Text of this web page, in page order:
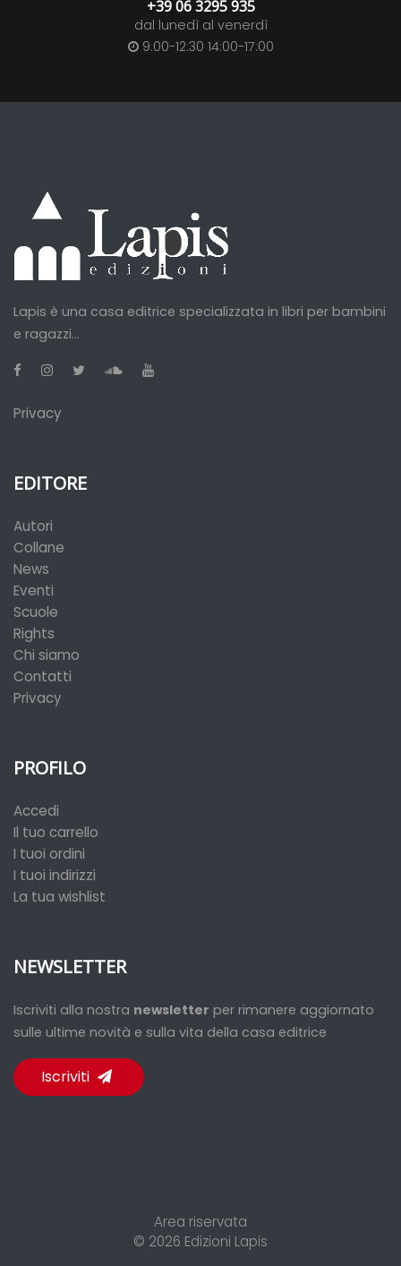
+39 06 3295 935
dal lunedì al venerdì
9:00-12:30 14:00-17:00
Lapis è una casa editrice specializzata in libri per bambini
e ragazzi...
Privacy
EDITORE
Autori
Collane
News
Eventi
Scuole
Rights
Chi siamo
Contatti
Privacy
PROFILO
Accedi
Il tuo carrello
I tuoi ordini
I tuoi indirizzi
La tua wishlist
NEWSLETTER
Iscriviti alla nostra newsletter per rimanere aggiornato
sulle ultime novità e sulla vita della casa editrice
Iscriviti
Area riservata
© 2026 Edizioni Lapis